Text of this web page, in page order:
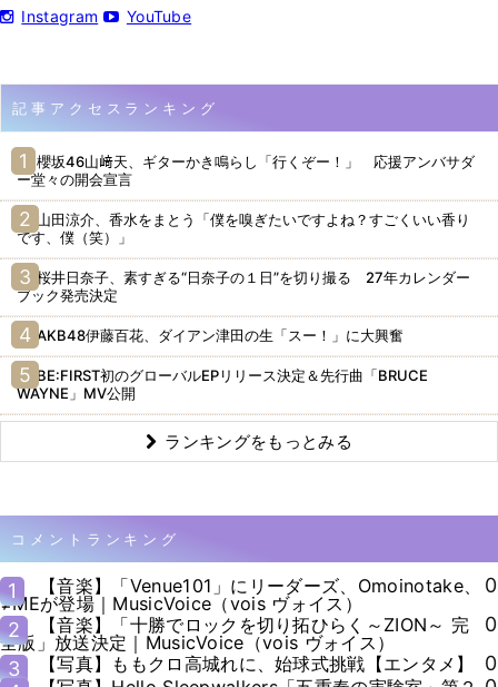
Instagram YouTube
記事アクセスランキング
櫻坂46山﨑天、ギターかき鳴らし「行くぞー！」 応援アンバサダ
ー堂々の開会宣言
山田涼介、香水をまとう「僕を嗅ぎたいですよね？すごくいい香り
です、僕（笑）」
桜井日奈子、素すぎる“日奈子の１日”を切り撮る 27年カレンダー
ブック発売決定
AKB48伊藤百花、ダイアン津田の生「スー！」に大興奮
BE:FIRST初のグローバルEPリリース決定＆先行曲「BRUCE
WAYNE」MV公開
ランキングをもっとみる
コメントランキング
1
【音楽】「Venue101」にリーダーズ、Omoinotake、
≠MEが登場｜MusicVoice（vois ヴォイス）
0
2
【音楽】「十勝でロックを切り拓ひらく～ZION～ 完
全版」放送決定｜MusicVoice（vois ヴォイス）
0
3
【写真】ももクロ高城れに、始球式挑戦【エンタメ】
0